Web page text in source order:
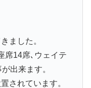
ました。
席14席､ウェイテ
出来ます。
されています。